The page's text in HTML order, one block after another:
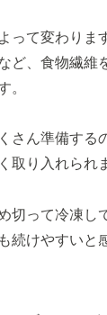
って変わりま
ど、食物繊維
。
さん準備する
取り入れられ
切って冷凍し
続けやすいと